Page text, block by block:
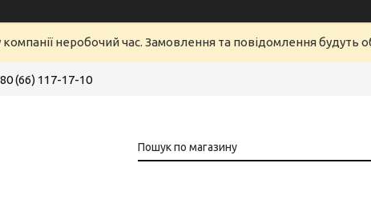
компанії неробочий час. Замовлення та повідомлення будуть
(66) 117-17-10